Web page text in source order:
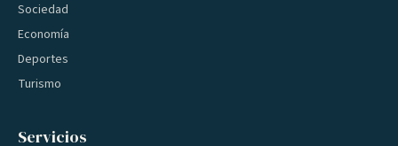
Sociedad
Economía
Deportes
Turismo
Servicios